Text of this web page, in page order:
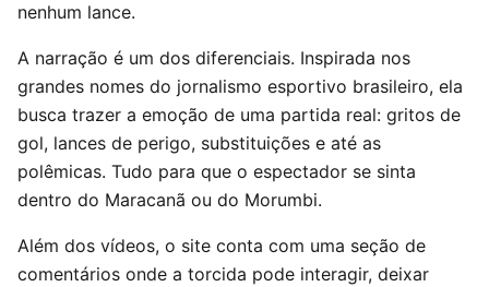
nenhum lance.
A narração é um dos diferenciais. Inspirada nos
grandes nomes do jornalismo esportivo brasileiro, ela
busca trazer a emoção de uma partida real: gritos de
gol, lances de perigo, substituições e até as
polêmicas. Tudo para que o espectador se sinta
dentro do Maracanã ou do Morumbi.
Além dos vídeos, o site conta com uma seção de
comentários onde a torcida pode interagir, deixar